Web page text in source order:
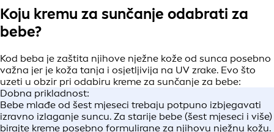
Koju kremu za sunčanje odabrati za
bebe?
Kod beba je zaštita njihove nježne kože od sunca posebno
važna jer je koža tanja i osjetljivija na UV zrake. Evo što
uzeti u obzir pri odabiru kreme za sunčanje za bebe:
Dobna prikladnost:
Bebe mlađe od šest mjeseci trebaju potpuno izbjegavati
izravno izlaganje suncu. Za starije bebe (šest mjeseci i više)
birajte kreme posebno formulirane za njihovu nježnu kožu.